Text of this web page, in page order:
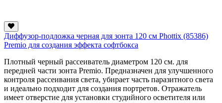
Диффузор-подложка черная для зонта 120 см Phottix (85386)
Premio для создания эффекта софтбокса
Плотный черный рассеиватель диаметром 120 см. для
передней части зонта Premio. Предназначен для улучшенного
контроля рассеивания света, убирает часть паразитного света
и идеально подходит для создания портретов. Отражатель
имеет отверстие для установки студийного осветителя или